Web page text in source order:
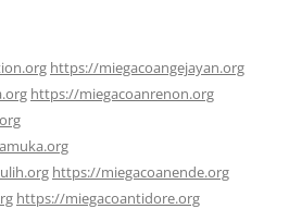
https://miegacoangejayan.org
https://miegacoanrenon.org
https://miegacoanende.org
https://miegacoantidore.org